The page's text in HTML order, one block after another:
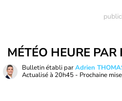
MÉTÉO HEURE PAR
Bulletin établi parAdrien
Actualisé à 20h45 - Prochaine